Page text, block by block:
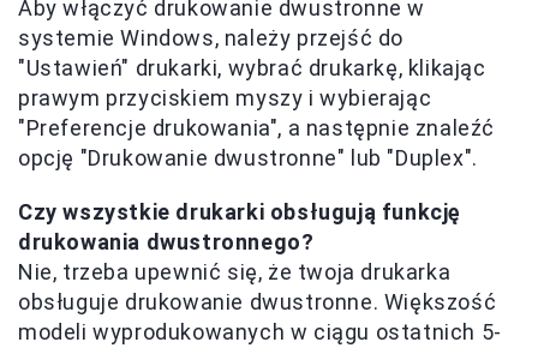
Aby włączyć drukowanie dwustronne w
systemie Windows, należy przejść do
"Ustawień" drukarki, wybrać drukarkę, klikając
prawym przyciskiem myszy i wybierając
"Preferencje drukowania", a następnie znaleźć
opcję "Drukowanie dwustronne" lub "Duplex".
Czy wszystkie drukarki obsługują funkcję
drukowania dwustronnego?
Nie, trzeba upewnić się, że twoja drukarka
obsługuje drukowanie dwustronne. Większość
modeli wyprodukowanych w ciągu ostatnich 5-